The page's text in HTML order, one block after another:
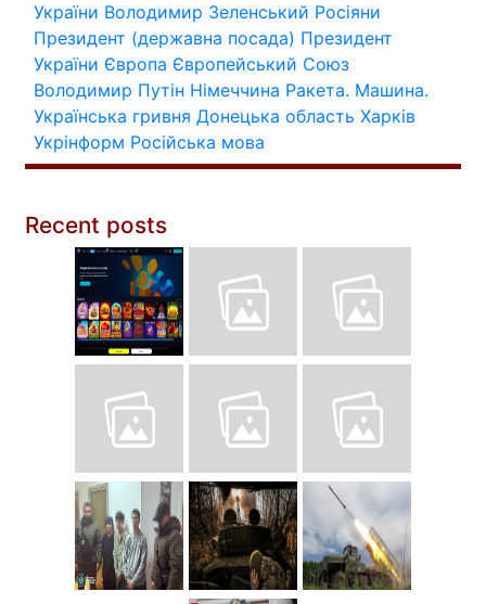
України Володимир Зеленський Росіяни
Президент (державна посада) Президент
України Європа Європейський Союз
Володимир Путін Німеччина Ракета. Машина.
Українська гривня Донецька область Харків
Укрінформ Російська мова
Recent posts